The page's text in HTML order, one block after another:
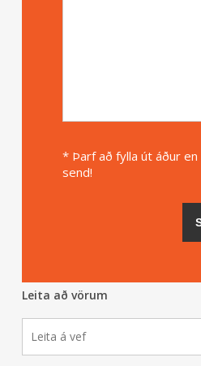
* Þarf að fylla út áður
send!
Leita að vörum